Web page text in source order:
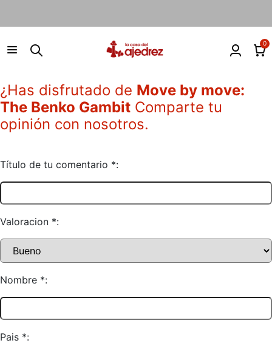
0
¿Has disfrutado de Move by move:
The Benko Gambit Comparte tu
opinión con nosotros.
Título de tu comentario *:
Valoracion *:
Nombre *:
Pais *: